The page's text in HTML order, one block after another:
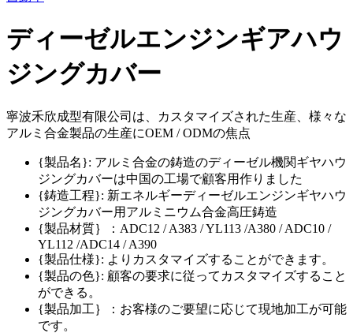
ディーゼルエンジンギアハウ
ジングカバー
寧波禾欣成型有限公司は、カスタマイズされた生産、様々な
アルミ合金製品の生産にOEM / ODMの焦点
{製品名}: アルミ合金の鋳造のディーゼル機関ギヤハウ
ジングカバーは中国の工場で顧客用作りました
{鋳造工程}: 新エネルギーディーゼルエンジンギヤハウ
ジングカバー用アルミニウム合金高圧鋳造
{製品材質｝：ADC12 / A383 / YL113 /A380 / ADC10 /
YL112 /ADC14 / A390
{製品仕様}: よりカスタマイズすることができます。
{製品の色}: 顧客の要求に従ってカスタマイズすること
ができる。
{製品加工｝：お客様のご要望に応じて現地加工が可能
です。